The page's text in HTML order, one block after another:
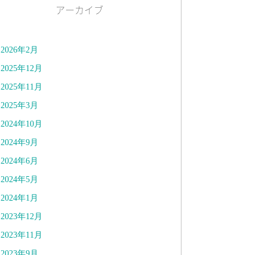
アーカイブ
2026年2月
2025年12月
2025年11月
2025年3月
2024年10月
2024年9月
2024年6月
2024年5月
2024年1月
2023年12月
2023年11月